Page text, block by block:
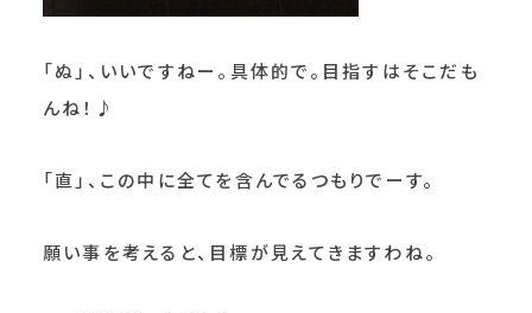
「ぬ」、いいですねー。具体的で。目指すはそこだも
んね！♪
「直」、この中に全てを含んでるつもりでーす。
願い事を考えると、目標が見えてきますわね。